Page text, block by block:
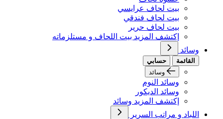
بيت لحاف عرايسي
بيت لحاف فندقي
بيت لحاف حرير
إكتشف المزيد بيت اللحاف و مستلزماته
وسائد
القائمة
حسابي
وسائد
وسائد النوم
وسائد الديكور
إكتشف المزيد وسائد
اللباد و مراتب السرير